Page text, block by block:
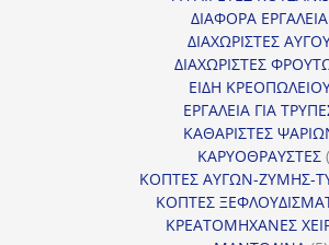
ΔΙΑΦΟΡΑ ΕΡΓΑΛΕΙΑ
ΔΙΑΧΩΡΙΣΤΕΣ
ΔΙΑΧΩΡΙΣΤΕΣ
ΕΙΔΗ
ΕΡΓΑΛΕΙΑ ΓΙΑ
ΚΑΘΑΡΙΣΤΕΣ
ΚΑΡΥΟΘΡΑΥΣΤΕΣ
ΚΟΠΤΕΣ ΑΥΓΩΝ-ΖΥΜΗΣ-
ΚΟΠΤΕΣ
ΚΡΕΑΤΟΜΗΧΑΝΕΣ